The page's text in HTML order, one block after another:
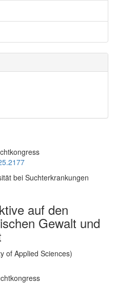
bei Suchterkrankungen
auf den
Gewalt und
of Applied Sciences)